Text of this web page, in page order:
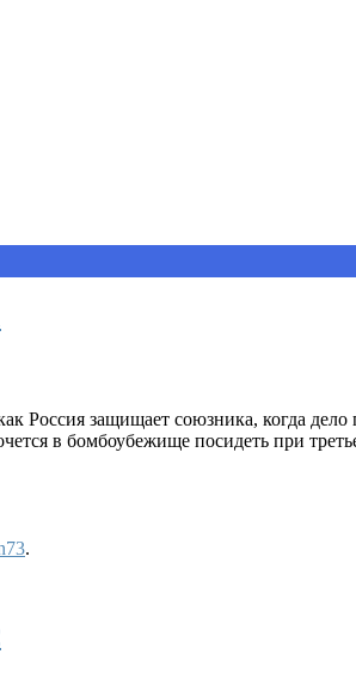
Россия защищает союзника, когда
в бомбоубежище посидеть при
.